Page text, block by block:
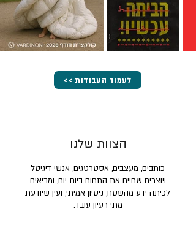
<< לעמוד העבודות
הצוות שלנו
כותבים, מעצבים, אסטרטגים, אנשי דיגיטל
ויוצרים שחיים את התחום ביום-יום, ומביאים
לכיתה ידע מהשטח, ניסיון אמיתי, ועין שיודעת
מתי רעיון עובד.